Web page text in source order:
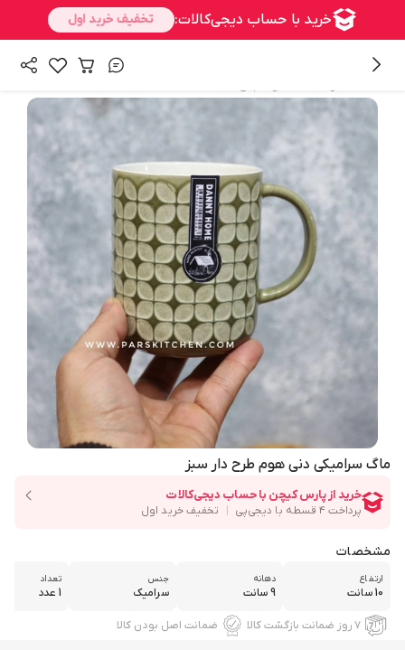
ماگ سرامیکی دنی هوم طرح دار سبز
مشخصات
ارتفاع
10 سانت
دهانه
9 سانت
جنس
سرامیک
تعداد
1 عدد
۷ روز ضمانت بازگشت کالا ضمانت اصل بودن کالا